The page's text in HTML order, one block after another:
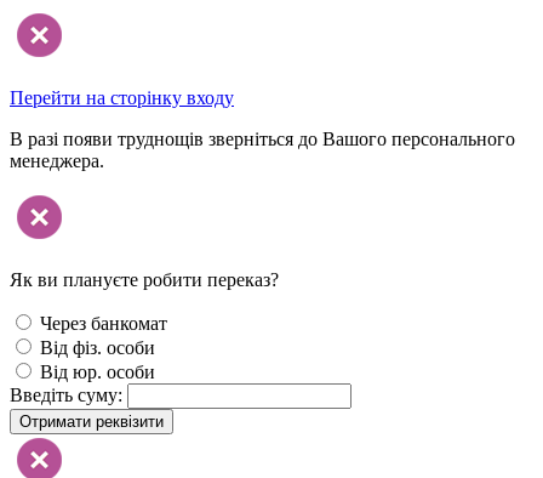
Перейти на сторінку входу
В разі появи труднощів зверніться до Вашого персонального
менеджера.
Як ви плануєте робити переказ?
Через банкомат
Від фіз. особи
Від юр. особи
Введіть суму:
Отримати реквізити